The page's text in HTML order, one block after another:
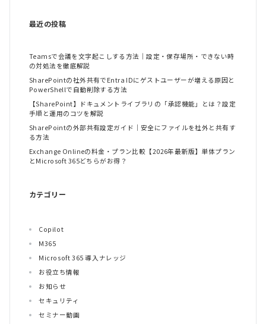
最近の投稿
Teamsで会議を文字起こしする方法｜設定・保存場所・できない時
の対処法を徹底解説
SharePointの社外共有でEntra IDにゲストユーザーが増える原因と
PowerShellで自動削除する方法
【SharePoint】ドキュメントライブラリの「承認機能」とは？設定
手順と運用のコツを解説
SharePointの外部共有設定ガイド｜安全にファイルを社外と共有す
る方法
Exchange Onlineの料金・プラン比較【2026年最新版】単体プラン
とMicrosoft 365どちらがお得？
カテゴリー
Copilot
M365
Microsoft 365 導入ナレッジ
お役立ち情報
お知らせ
セキュリティ
セミナー動画